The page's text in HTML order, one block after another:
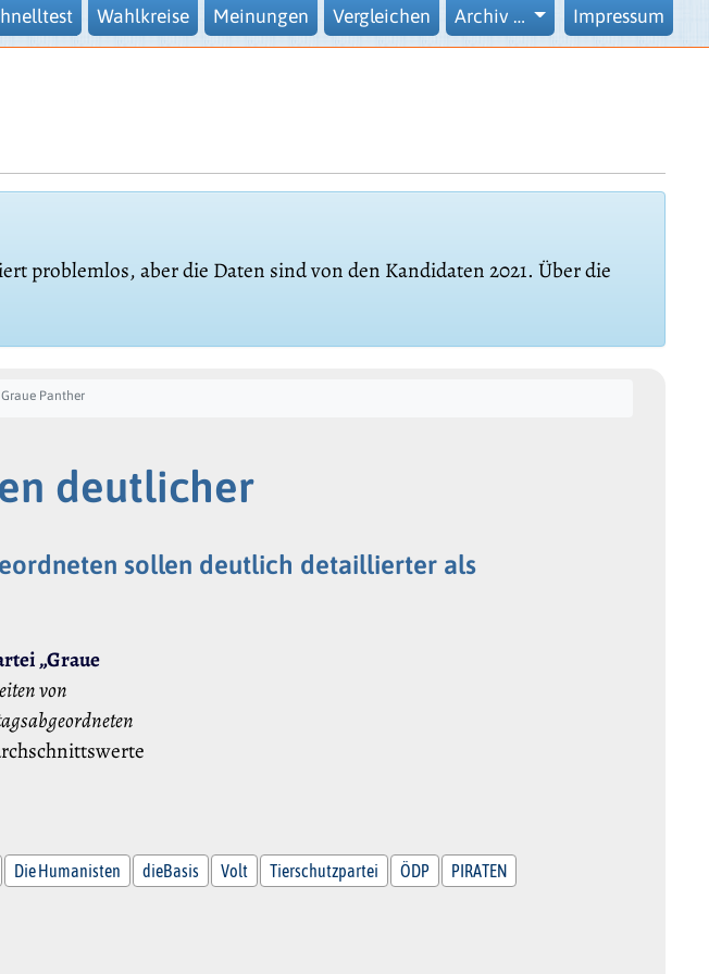
Wahlkreise Meinungen Vergleichen Archiv … Impressum
problemlos, aber die Daten sind von den Kandidaten 2021. Über die
Graue Panther
deutlicher
sollen deutlich detaillierter als
„Graue
von
Die Humanisten dieBasis Volt Tierschutzpartei ÖDP PIRATEN